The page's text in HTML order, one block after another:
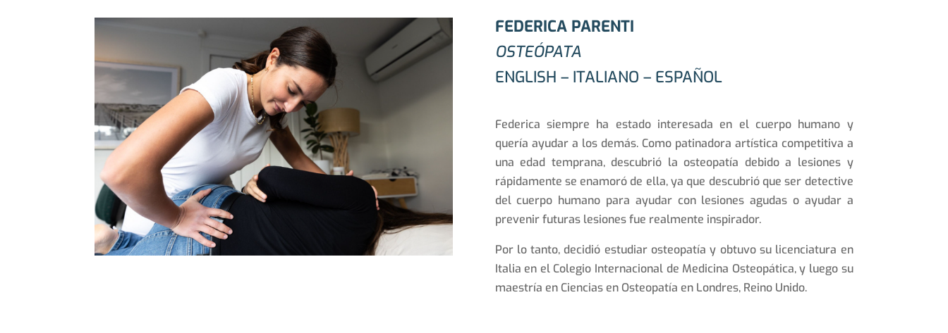
FEDERICA PARENTI
OSTEÓPATA
ENGLISH – ITALIANO – ESPAÑOL
Federica siempre ha estado interesada en el cuerpo humano y
quería ayudar a los demás. Como patinadora artística competitiva a
una edad temprana, descubrió la osteopatía debido a lesiones y
rápidamente se enamoró de ella, ya que descubrió que ser detective
del cuerpo humano para ayudar con lesiones agudas o ayudar a
prevenir futuras lesiones fue realmente inspirador.
Por lo tanto, decidió estudiar osteopatía y obtuvo su licenciatura en
Italia en el Colegio Internacional de Medicina Osteopática, y luego su
maestría en Ciencias en Osteopatía en Londres, Reino Unido.